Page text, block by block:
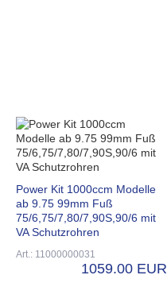
Power Kit 1000ccm Modelle
ab 9.75 99mm Fuß
75/6,75/7,80/7,90S,90/6 mit
VA Schutzrohren
Art.: 11000000031
1059.00 EUR